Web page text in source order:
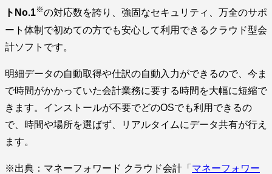
トNo.1※の対応数を誇り、強固なセキュリティ、万全のサポ
ート体制で初めての方でも安心して利用できるクラウド型会
計ソフトです。
明細データの自動取得や仕訳の自動入力ができるので、今ま
で時間がかかっていた会計業務に要する時間を大幅に短縮で
きます。インストールが不要でどのOSでも利用できるの
で、時間や場所を選ばず、リアルタイムにデータ共有が行え
ます。
※出典：マネーフォワード クラウド会計「 マネーフォワー